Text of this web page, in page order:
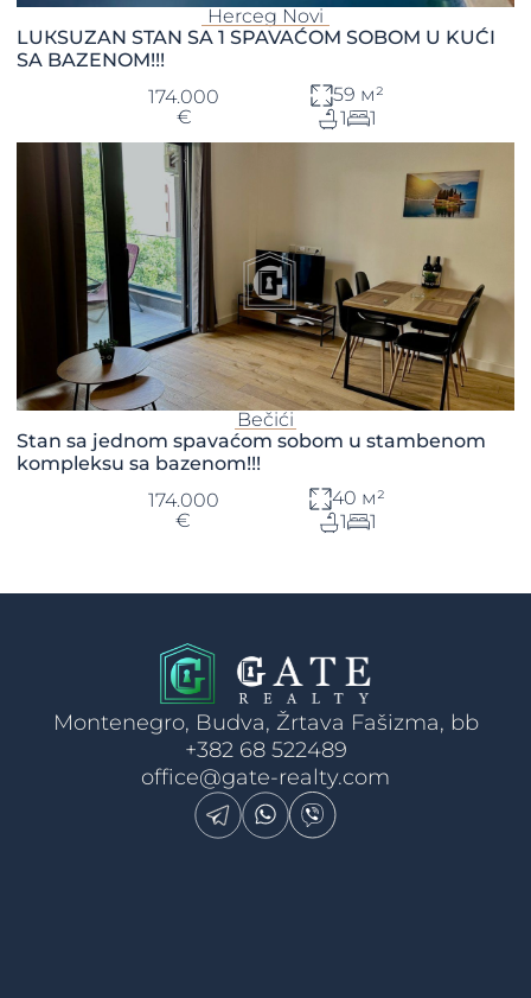
Herceg Novi
LUКSUZAN STAN SA 1 SPAVAĆOM SOBOM U KUĆI
SA BAZENOM!!!
174.000
€
59 м²
1
1
Bečići
Stan sa jednom spavaćom sobom u stambenom
kompleksu sa bazenom!!!
174.000
€
40 м²
1
1
Montenegro, Budva, Žrtava Fašizma, bb
+382 68 522489
office@gate-realty.com